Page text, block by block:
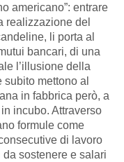
americano”: entrare
realizzazione del
li porta al
bancari, di una
l’illusione della
mettono al
in fabbrica però, a
incubo. Attraverso
formule come
di lavoro
sostenere e salari